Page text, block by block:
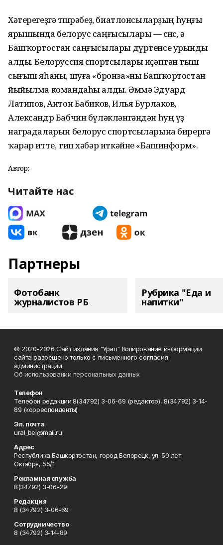
Хәтерегеҙгә төшөрәбеҙ, биатлонсыларҙың һуңғы
ярышында белорус саңғысылары — өсөнсө, ә
Башҡортостан саңғысылары дүртенсе урынды
алды. Белоруссия спортсылары иҫәптән тыш
сығыш яһаны, шуға «бронза»ны Башҡортостан
йыйылма командаһы алды. Әммә Эдуард
Латипов, Антон Бабиков, Илья Бурлаков,
Александр Бабчин бүләкләнгәндән һуң үҙ
наградаларын белорус спортсыларына бирергә
ҡарар итте, тип хәбәр иткәйне «Башинформ».
Автор:
Читайте нас
Партнеры
Фотобанк
журналистов РБ
Рубрика "Еда и
напитки"
© 2020-2026 Сайт издания "Урал" Копирование информации
сайта разрешено только с письменного согласия
администрации.
Об использовании персональных данных
Телефон
Телефон редакции:8(34792) 3-06-69 (редактор), 8(34792) 3-14-
89 (корреспонденты)
Эл. почта
ural_bel@mail.ru
Адрес
Республика Башкортостан, город Белорецк, ул. 50 лет
Октября, 55/1
Рекламная служба
8(34792) 3-06-29
Редакция
8 (34792) 3-06-69
Сотрудничество
8 (34792) 3-14-89